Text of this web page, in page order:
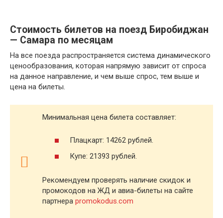
Стоимость билетов на поезд Биробиджан
— Самара по месяцам
На все поезда распространяется система динамического
ценообразования, которая напрямую зависит от спроса
на данное направление, и чем выше спрос, тем выше и
цена на билеты.
Минимальная цена билета составляет:
Плацкарт: 14262 рублей.
Купе: 21393 рублей.
Рекомендуем проверять наличие скидок и
промокодов на ЖД и авиа-билеты на сайте
партнера promokodus.com